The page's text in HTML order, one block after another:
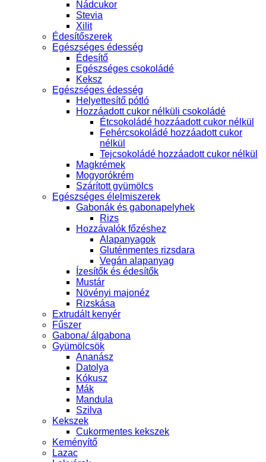
Nádcukor
Stevia
Xilit
Édesítőszerek
Egészséges édesség
Édesítő
Egészséges csokoládé
Keksz
Egészséges édesség
Helyettesítő pótló
Hozzáadott cukor nélküli csokoládé
Étcsokoládé hozzáadott cukor nélkül
Fehércsokoládé hozzáadott cukor
nélkül
Tejcsokoládé hozzáadott cukor nélkül
Magkrémek
Mogyorókrém
Szárított gyümölcs
Egészséges élelmiszerek
Gabonák és gabonapelyhek
Rizs
Hozzávalók főzéshez
Alapanyagok
Gluténmentes rizsdara
Vegán alapanyag
Ízesítők és édesítők
Mustár
Növényi majonéz
Rizskása
Extrudált kenyér
Fűszer
Gabona/ álgabona
Gyümölcsök
Ananász
Datolya
Kókusz
Mák
Mandula
Szilva
Kekszek
Cukormentes kekszek
Keményítő
Lazac